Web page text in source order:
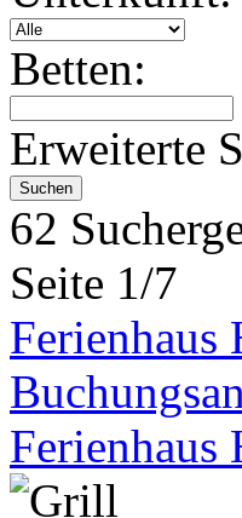
Betten:
Erweiterte
62
Seite 1/7
Ferienhaus
Ferienhaus